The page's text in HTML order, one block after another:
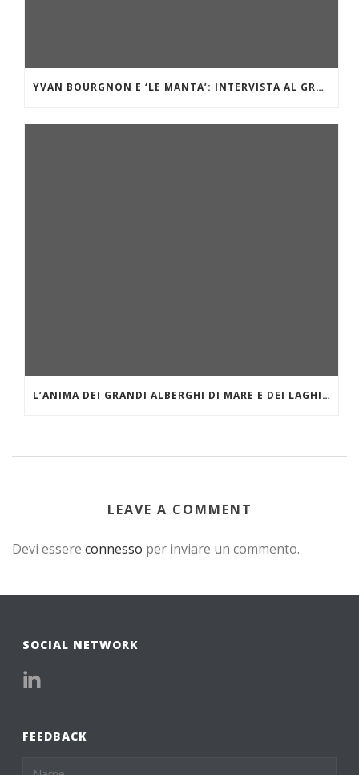
YVAN BOURGNON E ‘LE MANTA’: INTERVISTA AL GRANDE NAVIGATORE OCEANICO
L’ANIMA DEI GRANDI ALBERGHI DI MARE E DEI LAGHI. IL GRAND HOTEL MIRAMARE DI SANTA MARGHERITA LIGURE
LEAVE A COMMENT
Devi essere connesso per inviare un commento.
SOCIAL NETWORK
FEEDBACK